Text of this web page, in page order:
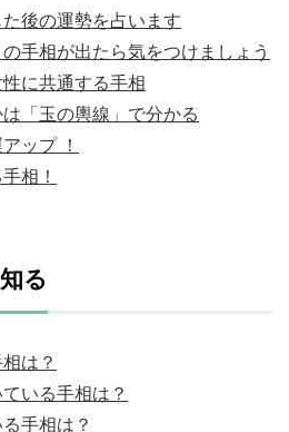
後の運勢を占います
手相が出たら気をつけましょう
に共通する手相
「玉の輿線」で分かる
ップ ！
相！
る
は？
いる手相は？
手相は？